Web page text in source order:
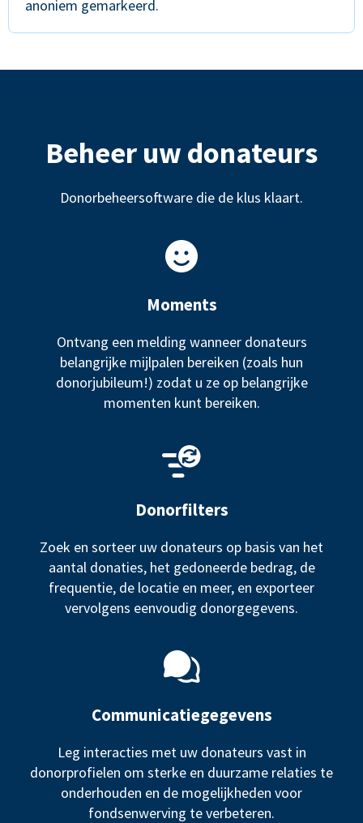
anoniem gemarkeerd.
Beheer uw donateurs
Donorbeheersoftware die de klus klaart.
Moments
Ontvang een melding wanneer donateurs
belangrijke mijlpalen bereiken (zoals hun
donorjubileum!) zodat u ze op belangrijke
momenten kunt bereiken.
Donorfilters
Zoek en sorteer uw donateurs op basis van het
aantal donaties, het gedoneerde bedrag, de
frequentie, de locatie en meer, en exporteer
vervolgens eenvoudig donorgegevens.
Communicatiegegevens
Leg interacties met uw donateurs vast in
donorprofielen om sterke en duurzame relaties te
onderhouden en de mogelijkheden voor
fondsenwerving te verbeteren.